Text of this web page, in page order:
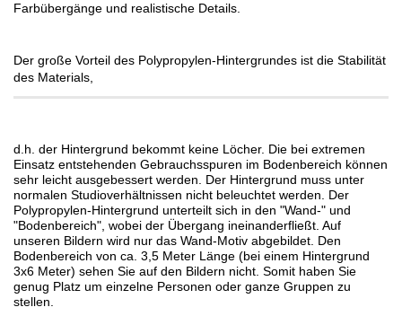
Farbübergänge und realistische Details.
Der große Vorteil des Polypropylen-Hintergrundes ist die Stabilität
des Materials,
d.h. der Hintergrund bekommt keine Löcher. Die bei extremen
Einsatz entstehenden Gebrauchsspuren im Bodenbereich können
sehr leicht ausgebessert werden. Der Hintergrund muss unter
normalen Studioverhältnissen nicht beleuchtet werden. Der
Polypropylen-Hintergrund unterteilt sich in den "Wand-" und
"Bodenbereich", wobei der Übergang ineinanderfließt. Auf
unseren Bildern wird nur das Wand-Motiv abgebildet. Den
Bodenbereich von ca. 3,5 Meter Länge (bei einem Hintergrund
3x6 Meter) sehen Sie auf den Bildern nicht. Somit haben Sie
genug Platz um einzelne Personen oder ganze Gruppen zu
stellen.